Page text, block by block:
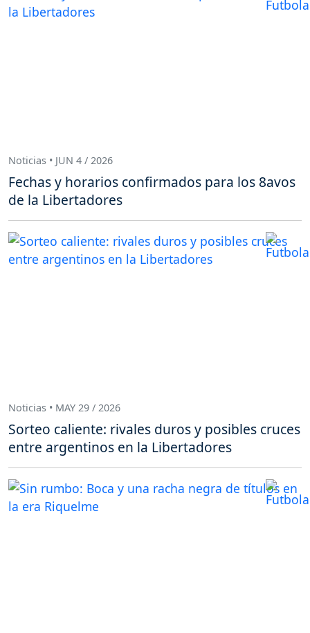
Noticias • JUN 4 / 2026
Fechas y horarios confirmados para los 8avos
de la Libertadores
Noticias • MAY 29 / 2026
Sorteo caliente: rivales duros y posibles cruces
entre argentinos en la Libertadores